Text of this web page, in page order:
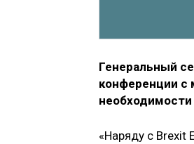
Генеральный
конференции с
«Наряду с Brexit